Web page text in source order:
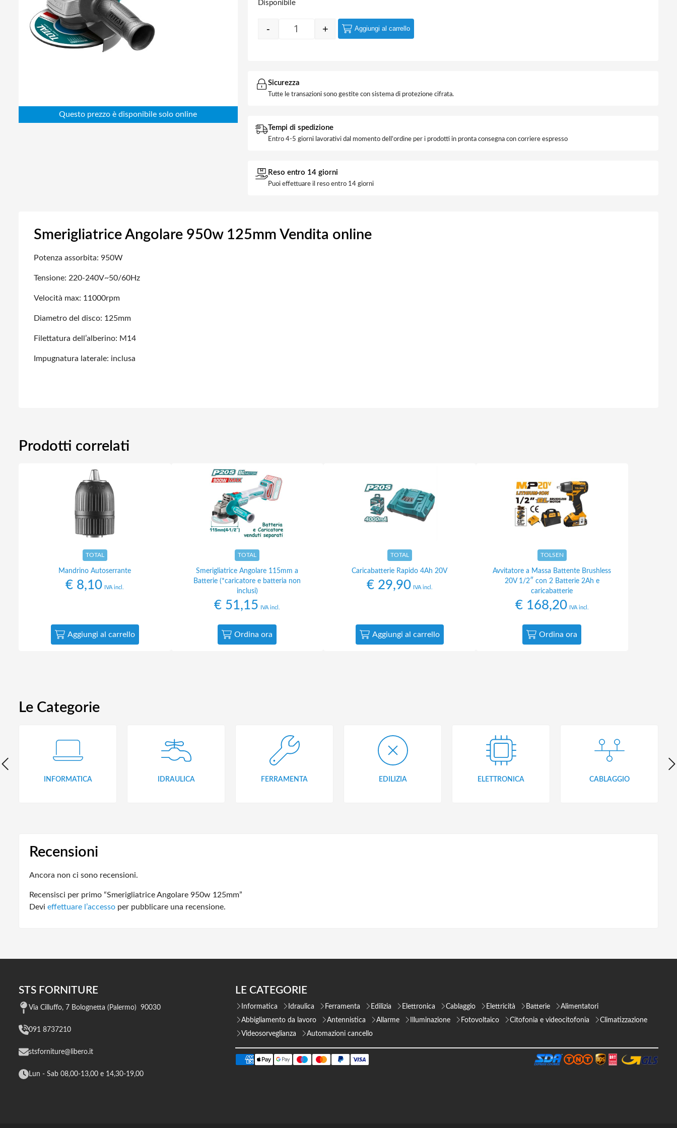
Abbigliamento da lavoro
Alimentatori
Batterie
Elettronica
Edilizia
Disponibile
Quantity
- + Aggiungi al carrello
Sicurezza
Tutte le transazioni sono gestite con sistema di protezione cifrata.
Tempi di spedizione
Entro 4-5 giorni lavorativi dal momento dell'ordine per i prodotti in pronta consegna con corriere espresso
Reso entro 14 giorni
Puoi effettuare il reso entro 14 giorni
Smerigliatrice Angolare 950w 125mm Vendita online
Potenza assorbita: 950W
Tensione: 220-240V~50/60Hz
Velocità max: 11000rpm
Diametro del disco: 125mm
Filettatura dell’alberino: M14
Impugnatura laterale: inclusa
Prodotti correlati
TOTAL
Mandrino Autoserrante
€ 8,10 IVA incl.
Aggiungi al carrello
TOTAL
Smerigliatrice Angolare 115mm a
Batterie (*caricatore e batteria non
inclusi)
€ 51,15 IVA incl.
Ordina ora
TOTAL
Caricabatterie Rapido 4Ah 20V
€29,90 IVA incl.
Aggiungi al carrello
TOLSEN
Avvitatore a Massa Battente Brushless
20V 1/2″ con 2 Batterie 2Ah e
caricabatterie
€168,20 IVA incl.
Ordina ora
Le Categorie
INFORMATICA IDRAULICA FERRAMENTA EDILIZIA ELETTRONICA CABLAGGIO
Recensioni
Ancora non ci sono recensioni.
Recensisci per primo “Smerigliatrice Angolare 950w 125mm”
Devi effettuare l’accesso per pubblicare una recensione.
STS FORNITURE
Via Cilluffo, 7 Bolognetta (Palermo) 90030
091 8737210
stsforniture@libero.it
Lun - Sab 08,00-13,00 e 14,30-19,00
LE CATEGORIE
Informatica Idraulica Ferramenta Edilizia Elettronica Cablaggio Elettricità Batterie
Alimentatori
Abbigliamento da lavoro
Antennistica Allarme Illuminazione Fotovoltaico Citofonia e videocitofonia
Climatizzazione
Videosorveglianza
Automazioni cancello